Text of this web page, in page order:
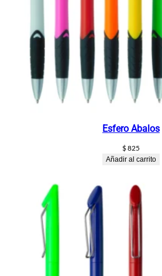
Esfero Abalos
$825
Añadir al carrito